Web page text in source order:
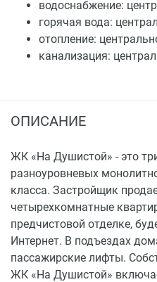
водоснабжение:
горячая вода:
отопление:
канализация:
ОПИСАНИЕ
ЖК «На Душистой» - это
разноуровневых
класса. Застройщик
четырехкомнатные
предчистовой отделке,
Интернет. В подъездах
пассажирские лифты.
ЖК «На Душистой»